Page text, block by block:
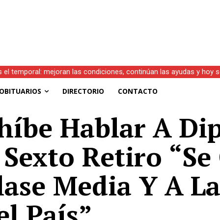
DIRECTORIO CONTACTO
Hablar A
Retiro “Se
Media Y A